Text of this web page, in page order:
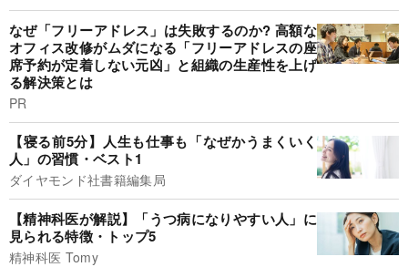
なぜ「フリーアドレス」は失敗するのか? 高額な
オフィス改修がムダになる「フリーアドレスの座
席予約が定着しない元凶」と組織の生産性を上げ
る解決策とは
PR
【寝る前5分】人生も仕事も「なぜかうまくいく
人」の習慣・ベスト1
ダイヤモンド社書籍編集局
【精神科医が解説】「うつ病になりやすい人」に
見られる特徴・トップ5
精神科医 Tomy